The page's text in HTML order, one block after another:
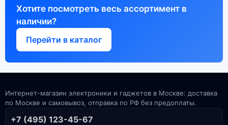
Хотите посмотреть весь ассортимент в
наличии?
Перейти в каталог
Интернет-магазин электроники и гаджетов в Москве: доставка
по Москве и самовывоз, отправка по РФ без предоплаты.
+7 (495) 123-45-67